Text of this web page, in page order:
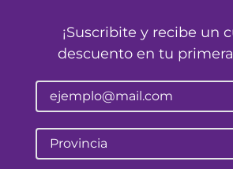
¡Suscribite y recibe un
descuento en tu
Provincia